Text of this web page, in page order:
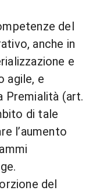
del
anche in
e
agile, e
Premialità (art.
di tale
l’aumento
del